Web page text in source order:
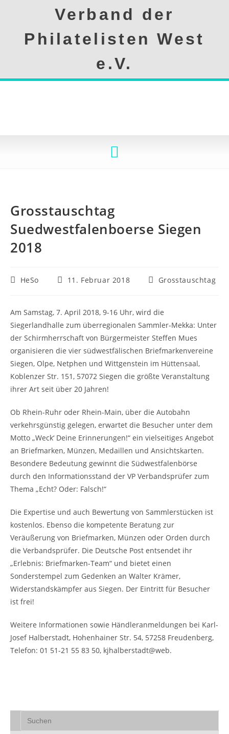
Verband der
Philatelisten West
e.V.
Grosstauschtag
Suedwestfalenboerse Siegen
2018
HeSo 11. Februar 2018 Grosstauschtag
Am Samstag, 7. April 2018, 9-16 Uhr, wird die
Siegerlandhalle zum überregionalen Sammler-Mekka: Unter
der Schirmherrschaft von Bürgermeister Steffen Mues
organisieren die vier südwestfälischen Briefmarkenvereine
Siegen, Olpe, Netphen und Wittgenstein im Hüttensaal,
Koblenzer Str. 151, 57072 Siegen die größte Veranstaltung
ihrer Art seit über 20 Jahren!
Ob Rhein-Ruhr oder Rhein-Main, über die Autobahn
verkehrsgünstig gelegen, erwartet die Besucher unter dem
Motto „Weck‘ Deine Erinnerungen!“ ein vielseitiges Angebot
an Briefmarken, Münzen, Medaillen und Ansichtskarten.
Besondere Bedeutung gewinnt die Südwestfalenbörse
durch den Informationsstand der VP Verbandsprüfer zum
Thema „Echt? Oder: Falsch!“
Die Expertise und auch Bewertung von Sammlerstücken ist
kostenlos. Ebenso die kompetente Beratung zur
Veräußerung von Briefmarken, Münzen oder Orden durch
die Verbandsprüfer. Die Deutsche Post entsendet ihr
„Erlebnis: Briefmarken-Team“ und bietet einen
Sonderstempel zum Gedenken an Walter Krämer,
Widerstandskämpfer aus Siegen. Der Eintritt für Besucher
ist frei!
Weitere Informationen sowie Händleranmeldungen bei Karl-
Josef Halberstadt, Hohenhainer Str. 54, 57258 Freudenberg,
Telefon: 01 51-21 55 83 50, kjhalberstadt@web.